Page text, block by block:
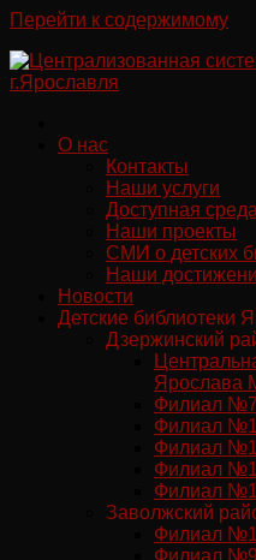
Перейти к содержимому
О нас
Контакты
Наши услуги
Доступная среда
Наши проекты
СМИ о детских
Наши
Новости
Детские библиотеки
Дзержинский
Ярослава
Филиал №7
Филиал
Филиал
Филиал
Филиал
Заволжский
Филиал
Филиал №9